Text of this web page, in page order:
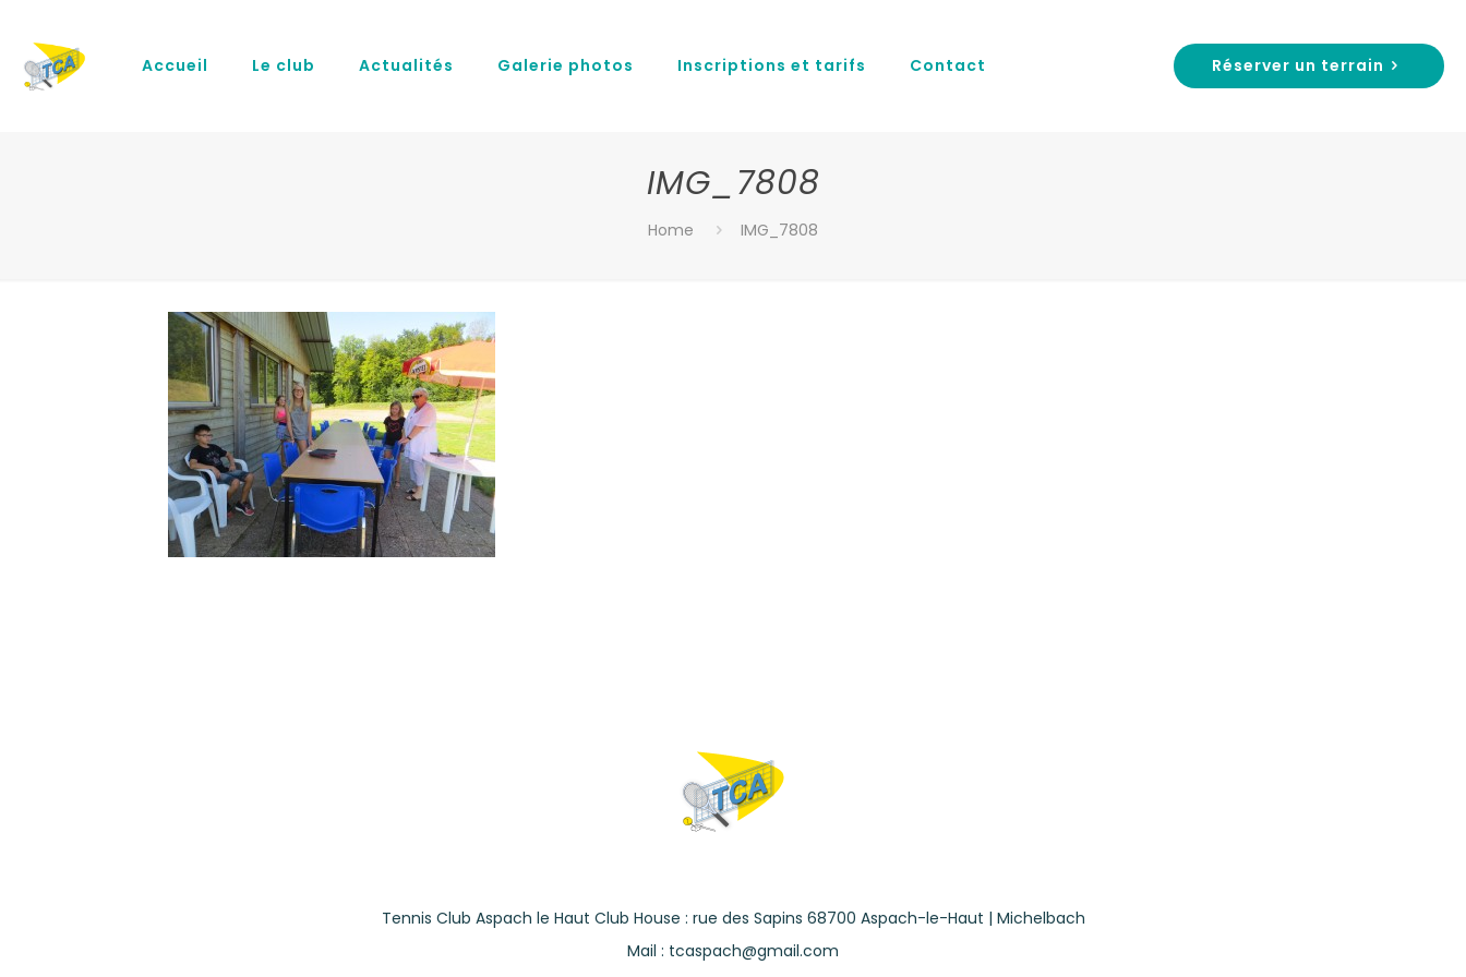
Accueil Le club Actualités Galerie photos Inscriptions et tarifs Contact Réserver un terrain
IMG_7808
Home IMG_7808
Tennis Club Aspach le Haut Club House : rue des Sapins 68700 Aspach-le-Haut | Michelbach
Mail : tcaspach@gmail.com